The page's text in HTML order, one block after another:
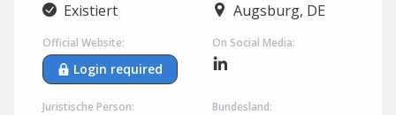
Existiert Augsburg, DE
Official Website:
Login required
On Social Media:
Juristische Person: Bundesland: